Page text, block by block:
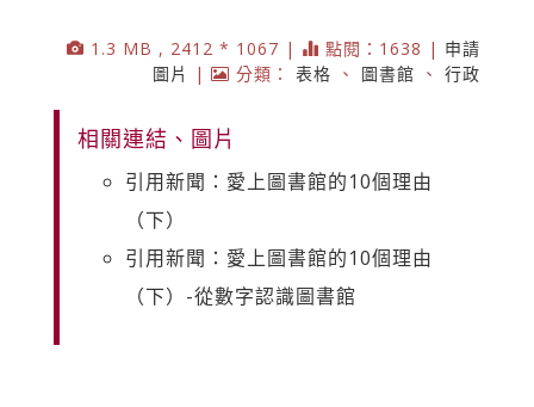
1.3 MB , 2412 * 1067 | 點閱：1638 | 申請
圖片
| 分類： 表格 、 圖書館 、 行政
相關連結、圖片
引用新聞：愛上圖書館的10個理由
（下）
引用新聞：愛上圖書館的10個理由
（下）-從數字認識圖書館